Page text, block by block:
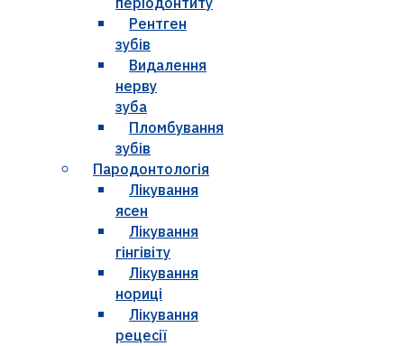
Рентген
зубів
Видалення
нерву
зуба
Пломбування
зубів
Пародонтологія
Лікування
ясен
Лікування
гінгівіту
Лікування
нориці
Лікування
рецесії